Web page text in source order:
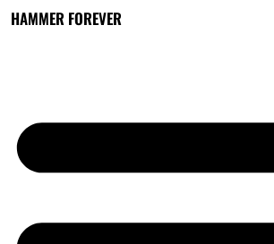
HAMMER FOREVER